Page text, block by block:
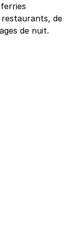
de
de nuit.